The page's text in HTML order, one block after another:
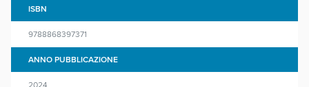
ISBN
9788868397371
ANNO PUBBLICAZIONE